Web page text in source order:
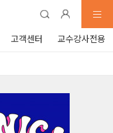
고객센터 교수강사전용